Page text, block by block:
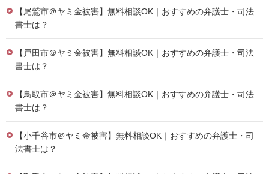
【尾鷲市＠ヤミ金被害】無料相談OK｜おすすめの弁護士・司法
書士は？
【戸田市＠ヤミ金被害】無料相談OK｜おすすめの弁護士・司法
書士は？
【鳥取市＠ヤミ金被害】無料相談OK｜おすすめの弁護士・司法
書士は？
【小千谷市＠ヤミ金被害】無料相談OK｜おすすめの弁護士・司
法書士は？